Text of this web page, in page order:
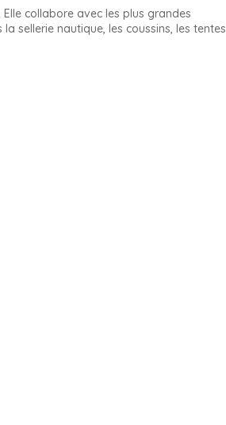
collabore avec les plus grandes
sellerie nautique, les coussins, les tentes